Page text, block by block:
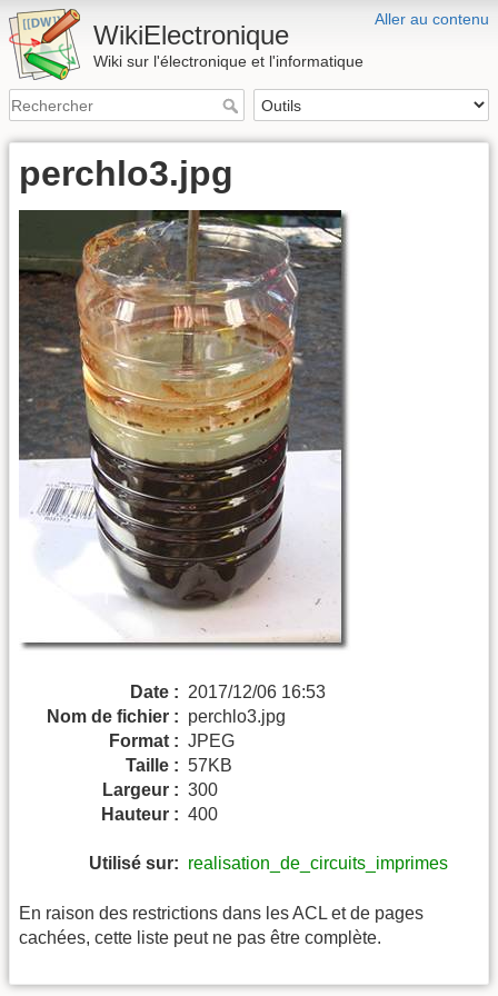
Aller au contenu
WikiElectronique
Wiki sur l'électronique et l'informatique
perchlo3.jpg
Date : 2017/12/06 16:53
Nom de fichier : perchlo3.jpg
Format : JPEG
Taille : 57KB
Largeur : 300
Hauteur : 400
Utilisé sur: realisation_de_circuits_imprimes
En raison des restrictions dans les ACL et de pages
cachées, cette liste peut ne pas être complète.